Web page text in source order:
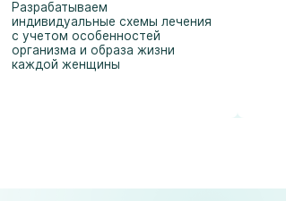
Разрабатываем
индивидуальные схемы лечения
с учетом особенностей
организма и образа жизни
каждой женщины